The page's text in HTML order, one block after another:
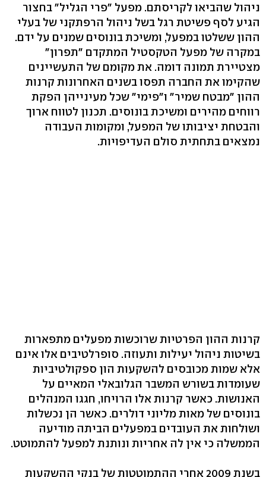
ניהול שהביאו לקריסתם. מפעל "פרי הגליל" בחצור
הגיע לסף פשיטת רגל בשל ניהול הרפתקני של בעלי
ההון ששלטו במפעל, ומשיכת בונוסים שמנים על ידם.
במקרה של מפעל הטקסטיל המתקדם "תפרון"
מצטיירת תמונה דומה. את מקומם של התעשיינים
שהקימו את החברה תפסו בשנים האחרונות קרנות
ההון "מבטח שמיר" ו"פימי" שכל מעינייהן הפקת
רווחים מהירים ומשיכת בונוסים. תכנון לטווח ארוך
והבטחת יציבותו של המפעל, ומקומות העבודה
נמצאים בתחתית סולם העדיפויות.
קרנות ההון הפרטיות שרוכשות מפעלים מתפארות
בשיטות ניהול יעילות ותעוזה. סופרלטיבים אלו אינם
אלא שמות מכובסים להשקעות הון ספקולטיביות
שעומדות בשורש המשבר הגלובאלי המאיים על
האנושות. כאשר קרנות אלו הרויחו, חגגו המנהלים
בונוסים של מאות מליוני דולרים. כאשר הן נכשלות
ושולחות את העובדים במפעלים הביתה מודיעה
הממשלה כי אין לה אחריות ונותנת למפעל להתמוטט.
בשנת 2009 אחרי ההתמוטטות של בנקי ההשקעות